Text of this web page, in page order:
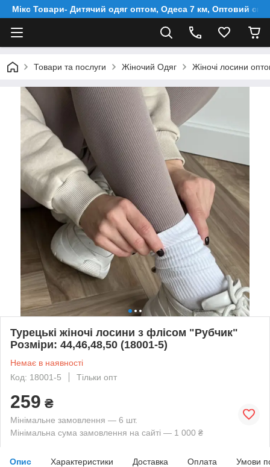
Мікс Товари- Дитячий одяг оптом, Одеса 7 км, Оптовий
Товари та послуги Жіночий Одяг Жіночі лосини
Турецькі жіночі лосини з флісом "Рубчик"
Розміри: 44,46,48,50 (18001-5)
Немає в наявності
Код: 18001-5
Тільки опт
259 ₴
Мінімальне замовлення — 6 шт.
Мінімальна сума замовлення на сайті — 1 000 ₴
Опис Характеристики Доставка Оплата Умови